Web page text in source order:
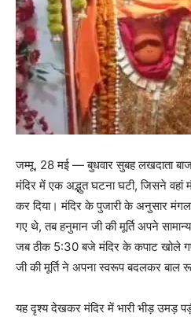
जम्मू, 28 मई — बुधवार सुबह लखदाता
मंदिर में एक अद्भुत घटना घटी, जिसने
कर दिया। मंदिर के पुजारी के अनुसार
गए थे, तब हनुमान जी की मूर्ति अपने
जब ठीक 5:30 बजे मंदिर के कपाट खोले
जी की मूर्ति ने अपना स्वरूप बदलकर बाल
यह दृश्य देखकर मंदिर में भारी भीड़ उमड़